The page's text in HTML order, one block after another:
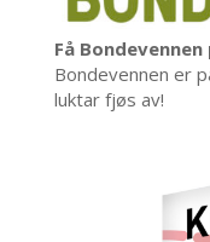
Få
Bondevennen er
luktar fjøs av!